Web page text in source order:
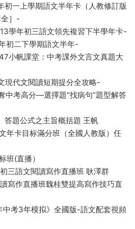
初一上學期語文半年卡（人教修訂版
］-
學年初三語文領先複習下半學年卡-
初二下學期語文半年-
小帆課堂：中考課外文言文真題大
現代文閱讀短期提分全攻略-
中考高分—選擇題“找病句”題型解答
答題公式之主旨概括題 王帆
年卡目标滿分班（全國人教版）任
班(直播）
三語文閱讀寫作直播班 耿澤群
寫作直播班魏桂雙提高寫作技巧直
考3年模拟》全國版-語文配套視頻